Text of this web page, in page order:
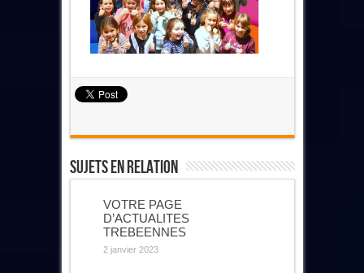
Sujets En Relation
VOTRE PAGE
D’ACTUALITES
TREBEENNES
2 janvier 2023